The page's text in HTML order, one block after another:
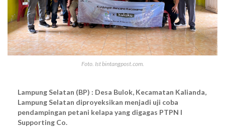
Foto. Ist bintangpost.com.
Lampung Selatan (BP) : Desa Bulok, Kecamatan Kalianda,
Lampung Selatan diproyeksikan menjadi uji coba
pendampingan petani kelapa yang digagas PTPN I
Supporting Co.